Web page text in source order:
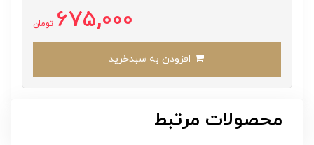
675,000 تومان
محصولات مرتبط